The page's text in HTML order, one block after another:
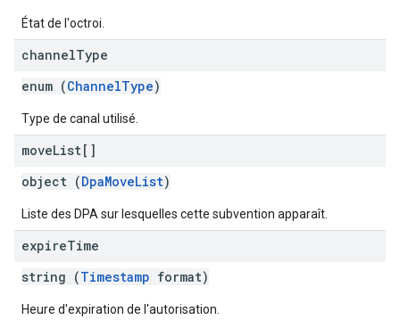
État de l'octroi.
channelType
enum (ChannelType)
Type de canal utilisé.
moveList[]
object (DpaMoveList)
Liste des DPA sur lesquelles cette subvention apparaît.
expireTime
string (Timestamp format)
Heure d'expiration de l'autorisation.